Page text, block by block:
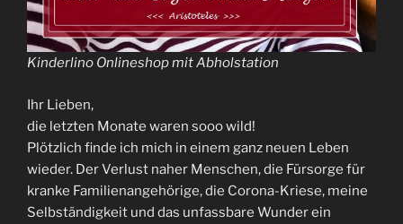
Kinderlino Onlineshop mit Abholstation
Ihr Lieben,
die letzten Monate waren sooo wild!
Plötzlich finde ich mich in einem ganz neuen Leben
wieder. Der Verlust naher Menschen, die Fürsorge für
kranke Familienangehörige, die Corona-Kriese, meine
Selbständigkeit und das unfassbare Wunder ein